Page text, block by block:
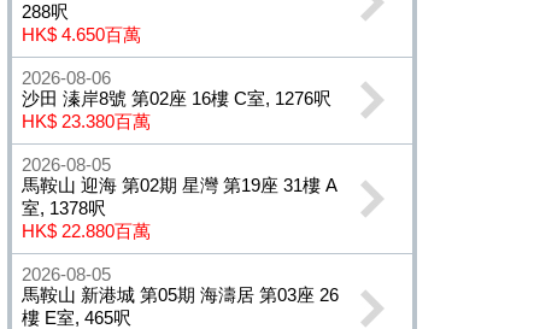
288呎
HK$ 4.650百萬
2026-08-06
沙田 溱岸8號 第02座 16樓 C室, 1276呎
HK$ 23.380百萬
2026-08-05
馬鞍山 迎海 第02期 星灣 第19座 31樓 A
室, 1378呎
HK$ 22.880百萬
2026-08-05
馬鞍山 新港城 第05期 海濤居 第03座 26
樓 E室, 465呎